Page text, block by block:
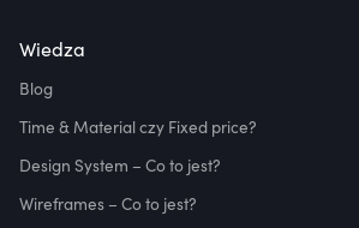
Wiedza
Blog
Time & Material czy Fixed price?
Design System – Co to jest?
Wireframes – Co to jest?